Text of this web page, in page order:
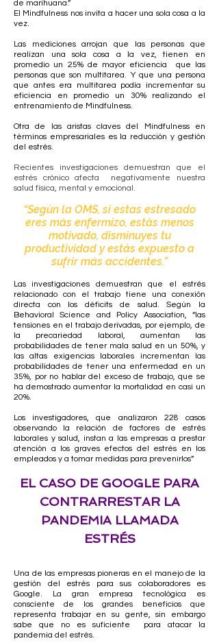
de marihuana.”
El Mindfulness nos invita a hacer una sola cosa a la
vez.
Las mediciones arrojan que las personas que
realizan una sola cosa a la vez, tienen en
promedio un 25% de mayor eficiencia que las
personas que son multitarea. Y que una persona
que antes era multitarea podía incrementar su
eficiencia en promedio un 30% realizando el
entrenamiento de Mindfulness.
Otra de las aristas claves del Mindfulness en
términos empresariales es la reducción y gestión
del estrés.
Recientes investigaciones demuestran que el
estrés crónico afecta negativamente nuestra
salud física, mental y emocional.
“Según la OMS, si estas estresado
eres más enfermizo, estás menos
motivado, disminuyes tu
productividad y estás expuesto a
sufrir más accidentes.”
Las investigaciones demuestran que el estrés
relacionado con el trabajo tiene una conexión
directa con los déficits de salud. Según la
Behavioral Science and Policy Association, “las
tensiones en el trabajo derivadas, por ejemplo, de
la precariedad laboral, aumentan las
probabilidades de tener mala salud en un 50%, y
las altas exigencias laborales incrementan las
probabilidades de tener una enfermedad en un
35%, por no hablar del exceso de trabajo, que se
ha demostrado aumentar la mortalidad en casi un
20%.
Los investigadores, que analizaron 228 casos
observando la relación de factores de estrés
laborales y salud, instan a las empresas a prestar
atención a los graves efectos del estrés en los
empleados y a tomar medidas para prevenirlos”
EL CASO DE GOOGLE PARA
CONTRARRESTAR LA
PANDEMIA LLAMADA
ESTRÉS
Una de las empresas pioneras en el manejo de la
gestión del estrés para sus colaboradores es
Google. La gran empresa tecnológica es
consciente de los grandes beneficios que
representa trabajar en su gente, sin embargo
sabe que no es suficiente para atacar la
pandemia del estrés.